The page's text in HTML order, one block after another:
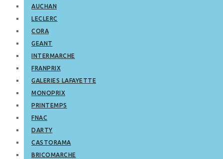
AUCHAN
LECLERC
CORA
GEANT
INTERMARCHE
FRANPRIX
GALERIES LAFAYETTE
MONOPRIX
PRINTEMPS
FNAC
DARTY
CASTORAMA
BRICOMARCHE